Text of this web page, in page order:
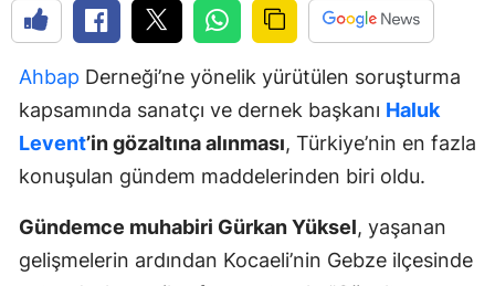
Ahbap Derneği’ne yönelik yürütülen soruşturma
kapsamında sanatçı ve dernek başkanı Haluk
Levent’in gözaltına alınması, Türkiye’nin en fazla
konuşulan gündem maddelerinden biri oldu.
Gündemce muhabiri Gürkan Yüksel, yaşanan
gelişmelerin ardından Kocaeli’nin Gebze ilçesinde